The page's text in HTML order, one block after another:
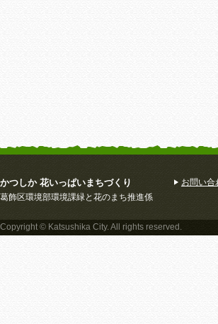
かつしか 花いっぱいまちづくり
葛飾区環境部環境課緑と花のまち推進係
お問い合
Copyright © Katsushika City. All rights reserved.